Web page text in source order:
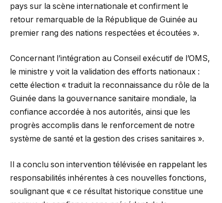
pays sur la scène internationale et confirment le
retour remarquable de la République de Guinée au
premier rang des nations respectées et écoutées ».
Concernant l’intégration au Conseil exécutif de l’OMS,
le ministre y voit la validation des efforts nationaux :
cette élection « traduit la reconnaissance du rôle de la
Guinée dans la gouvernance sanitaire mondiale, la
confiance accordée à nos autorités, ainsi que les
progrès accomplis dans le renforcement de notre
système de santé et la gestion des crises sanitaires ».
Il a conclu son intervention télévisée en rappelant les
responsabilités inhérentes à ces nouvelles fonctions,
soulignant que « ce résultat historique constitue une